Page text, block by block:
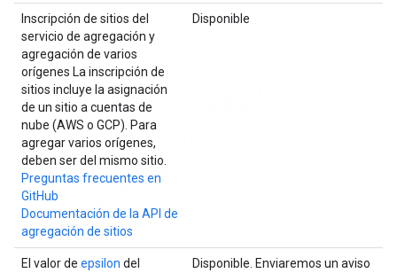
Inscripción de sitios del
servicio de agregación y
agregación de varios
orígenes La inscripción de
sitios incluye la asignación
de un sitio a cuentas de
nube (AWS o GCP). Para
agregar varios orígenes,
deben ser del mismo sitio.
Preguntas frecuentes en
GitHub
Documentación de la API de
agregación de sitios
Disponible
El valor de epsilon del
Disponible. Enviaremos un aviso